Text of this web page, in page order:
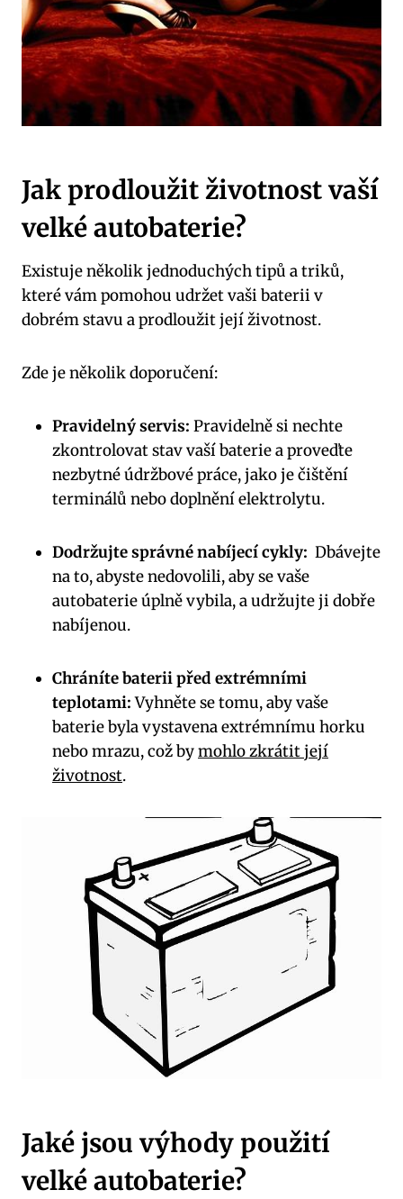
Jak⁢ prodloužit ⁣životnost vaší
velké autobaterie?
Existuje⁤ několik jednoduchých tipů a triků, ​
které vám pomohou udržet vaši ‌baterii v
dobrém‌ stavu a prodloužit její životnost.
Zde⁤ je několik doporučení:
Pravidelný servis: Pravidelně si nechte⁢
zkontrolovat stav vaší baterie a proveďte
nezbytné‍ údržbové práce, ⁤jako je čištění
terminálů ‍nebo doplnění elektrolytu.
Dodržujte správné nabíjecí cykly: ‍ Dbávejte
na to, ‌abyste nedovolili, aby se vaše
autobaterie úplně ⁣vybila, a udržujte ji dobře⁣
nabíjenou.
Chráníte baterii před extrémními
teplotami:Vyhněte se tomu, aby vaše
⁣baterie byla ⁤vystavena ‍extrémnímu horku
nebo mrazu, což‍ by‌mohlo zkrátit její
životnost.
Jaké jsou výhody použití
‌velké⁢ autobaterie?